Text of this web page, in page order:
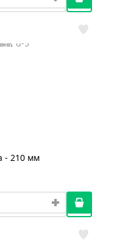
- 210 мм